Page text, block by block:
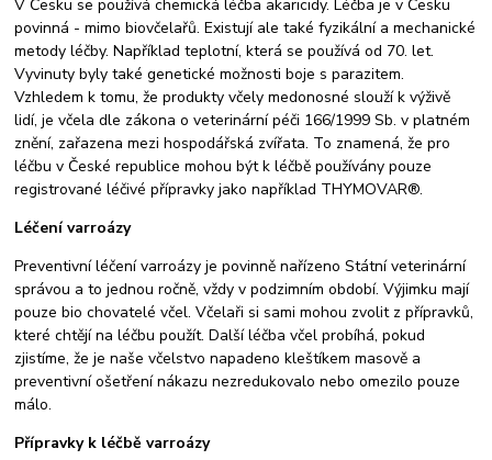
V Česku se používá chemická léčba akaricidy. Léčba je v Česku
povinná - mimo biovčelařů. Existují ale také fyzikální a mechanické
metody léčby. Například teplotní, která se používá od 70. let.
Vyvinuty byly také genetické možnosti boje s parazitem.
Vzhledem k tomu, že produkty včely medonosné slouží k výživě
lidí, je včela dle zákona o veterinární péči 166/1999 Sb. v platném
znění, zařazena mezi hospodářská zvířata. To znamená, že pro
léčbu v České republice mohou být k léčbě používány pouze
registrované léčivé přípravky jako například THYMOVAR®.
Léčení varroázy
Preventivní léčení varroázy je povinně nařízeno Státní veterinární
správou a to jednou ročně, vždy v podzimním období. Výjimku mají
pouze bio chovatelé včel. Včelaři si sami mohou zvolit z přípravků,
které chtějí na léčbu použít. Další léčba včel probíhá, pokud
zjistíme, že je naše včelstvo napadeno kleštíkem masově a
preventivní ošetření nákazu nezredukovalo nebo omezilo pouze
málo.
Přípravky k léčbě varroázy